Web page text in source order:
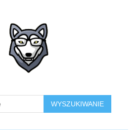
WYSZUKIWANIE